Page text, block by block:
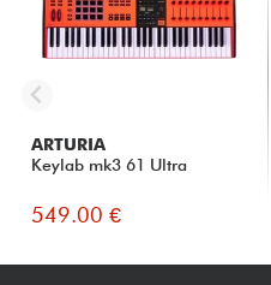
ARTURIA
Keylab mk3 61 Ultra
549.00 €